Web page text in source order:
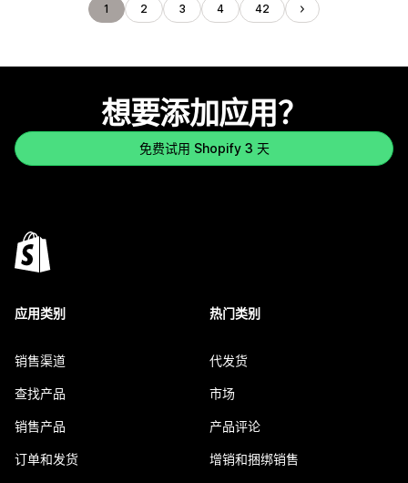
1 2 3 4 42
想要添加应用？
免费试用 Shopify 3 天
应用类别
销售渠道
查找产品
销售产品
订单和发货
热门类别
代发货
市场
产品评论
增销和捆绑销售